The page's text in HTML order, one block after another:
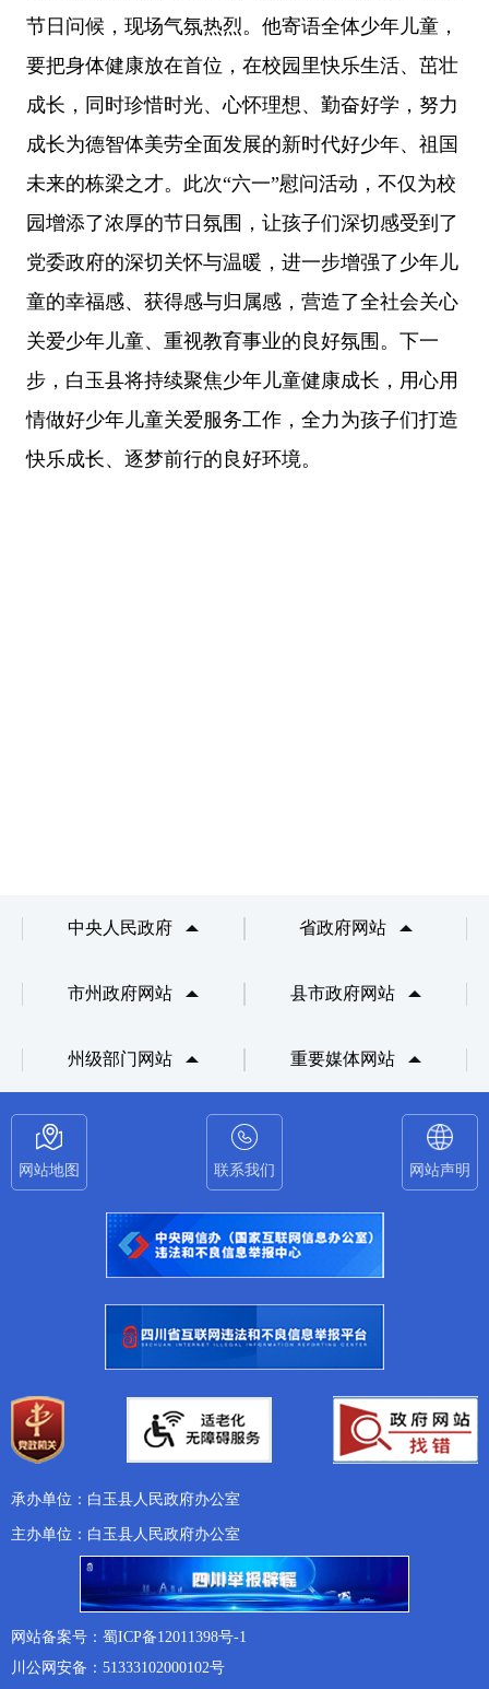
节日问候，现场气氛热烈。他寄语全体少年儿童，
要把身体健康放在首位，在校园里快乐生活、茁壮
成长，同时珍惜时光、心怀理想、勤奋好学，努力
成长为德智体美劳全面发展的新时代好少年、祖国
未来的栋梁之才。此次“六一”慰问活动，不仅为校
园增添了浓厚的节日氛围，让孩子们深切感受到了
党委政府的深切关怀与温暖，进一步增强了少年儿
童的幸福感、获得感与归属感，营造了全社会关心
关爱少年儿童、重视教育事业的良好氛围。下一
步，白玉县将持续聚焦少年儿童健康成长，用心用
情做好少年儿童关爱服务工作，全力为孩子们打造
快乐成长、逐梦前行的良好环境。
中央人民政府 省政府网站
市州政府网站 县市政府网站
州级部门网站 重要媒体网站
网站地图 联系我们 网站声明
承办单位：白玉县人民政府办公室
主办单位：白玉县人民政府办公室
网站备案号：蜀ICP备12011398号-1
川公网安备：51333102000102号